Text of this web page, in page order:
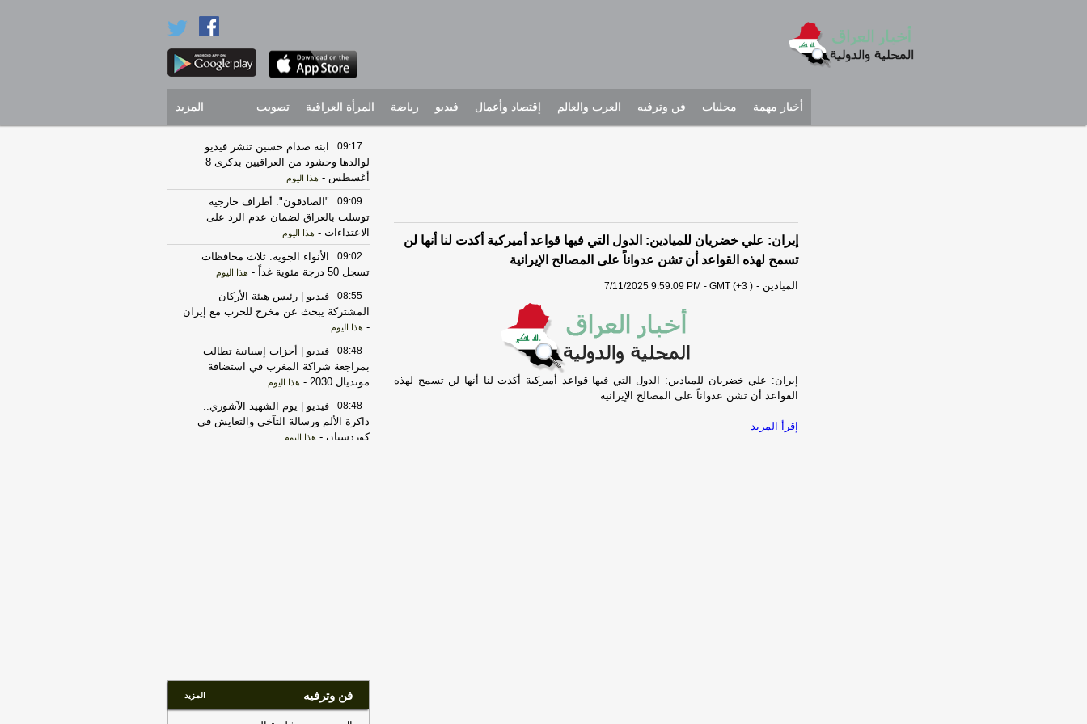
أخبار مهمة محليات فن وترفيه العرب والعالم إقتصاد وأعمال فيديو رياضة المرأة العراقية تصويت المزيد
إيران: علي خضريان للميادين: الدول التي فيها قواعد أميركية أكدت لنا أنها لن
تسمح لهذه القواعد أن تشن عدواناً على المصالح الإيرانية
الميادين -
7/11/2025 9:59:09 PM - GMT (+3 )
إيران: علي خضريان للميادين: الدول التي فيها قواعد أميركية أكدت لنا أنها لن تسمح لهذه
القواعد أن تشن عدواناً على المصالح الإيرانية
إقرأ المزيد
09:17
ابنة صدام حسين تنشر فيديو
لوالدها وحشود من العراقيين بذكرى 8
أغسطس - هذا اليوم
09:09
"الصادقون": أطراف خارجية
توسلت بالعراق لضمان عدم الرد على
الاعتداءات - هذا اليوم
09:02
الأنواء الجوية: ثلاث محافظات
تسجل 50 درجة مئوية غداً
- هذا اليوم
08:55
فيديو | رئيس هيئة الأركان
المشتركة يبحث عن مخرج للحرب مع إيران
- هذا اليوم
08:48
فيديو | أحزاب إسبانية تطالب
بمراجعة شراكة المغرب في استضافة
مونديال 2030
- هذا اليوم
08:48
فيديو | يوم الشهيد الآشوري..
ذاكرة الألم ورسالة التآخي والتعايش في
كوردستان - هذا اليوم
08:14
اللغة وسيكولوجية الجمهور عند
غوستاف لوبون مقاربة لسانية
هذا اليوم
08:14
مانشستر سيتي يحسم موقفه من
فن وترفيه المزيد